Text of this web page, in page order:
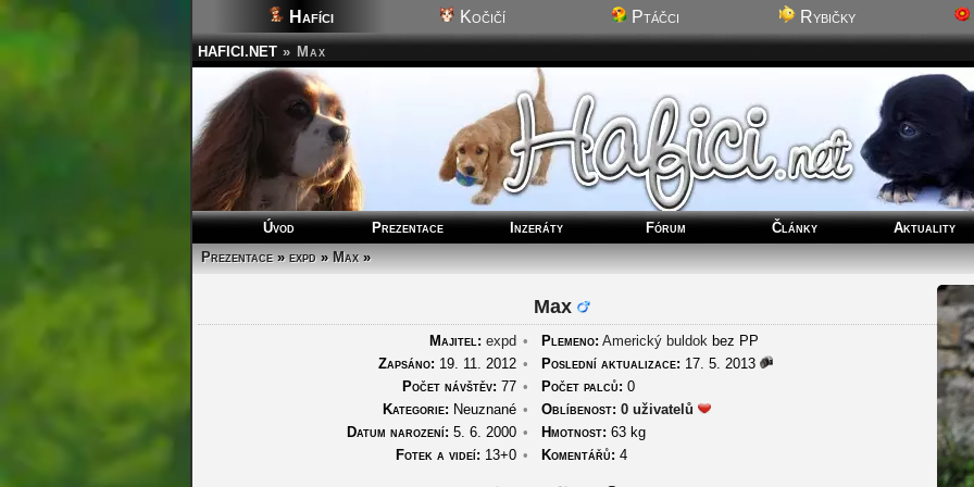
Hafíci Kočičí Ptáčci Rybičky
HAFICI.NET » Max
Úvod Prezentace Inzeráty Fórum Články
Aktuality
Prezentace»expd»Max»
Max
Majitel: expd • Plemeno: Americký buldok bez PP
Zapsáno: 19. 11. 2012 • Poslední aktualizace: 17. 5. 2013
Počet návštěv: 77 • Počet palců: 0
Kategorie: Neuznané • Oblíbenost: 0 uživatelů
Datum narození: 5. 6. 2000 • Hmotnost: 63 kg
Fotek a videí: 13+0 • Komentářů: 4